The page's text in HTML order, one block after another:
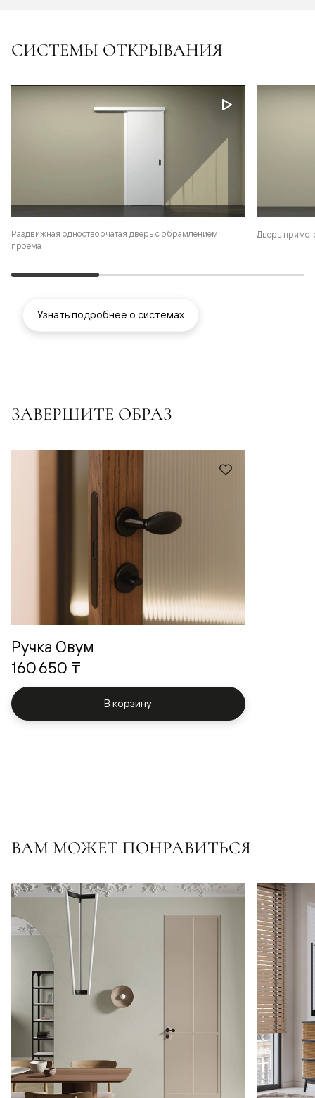
СИСТЕМЫ ОТКРЫВАНИЯ
Раздвижная одностворчатая дверь с обрамлением
проёма
Дверь
Узнать подробнее о системах
ЗАВЕРШИТЕ ОБРАЗ
Ручка Овум
160 650 ₸
В корзину
ВАМ МОЖЕТ ПОНРАВИТЬСЯ